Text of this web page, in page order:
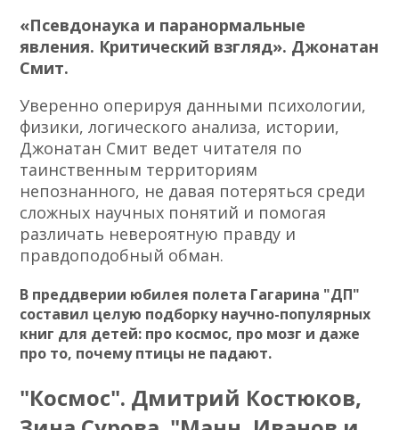
«Псевдонаука и паранормальные
явления. Критический взгляд». Джонатан
Смит.
Уверенно оперируя данными психологии,
физики, логического анализа, истории,
Джонатан Смит ведет читателя по
таинственным территориям
непознанного, не давая потеряться среди
сложных научных понятий и помогая
различать невероятную правду и
правдоподобный обман.
В преддверии юбилея полета Гагарина "ДП"
составил целую подборку научно-популярных
книг для детей: про космос, про мозг и даже
про то, почему птицы не падают.
"Космос". Дмитрий Костюков,